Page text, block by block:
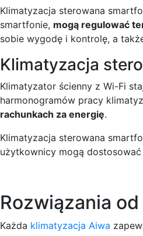
Klimatyzacja sterowana
smartfonie, mogą regulować
sobie wygodę i kontrolę, a
Klimatyzacja
Klimatyzator ścienny z Wi-Fi
harmonogramów pracy
rachunkach za energię.
Klimatyzacja sterowana
użytkownicy mogą
Rozwiązania
Każda klimatyzacja Aiwa